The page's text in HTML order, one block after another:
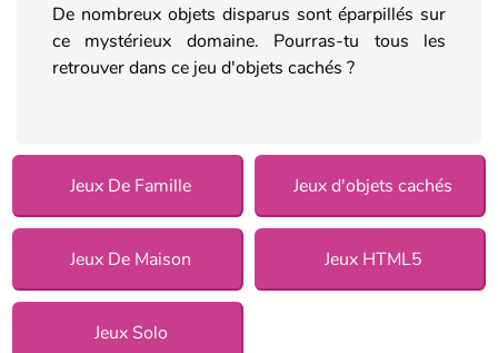
De nombreux objets disparus sont éparpillés sur
ce mystérieux domaine. Pourras-tu tous les
retrouver dans ce jeu d'objets cachés ?
Jeux De Famille Jeux d'objets cachés
Jeux De Maison Jeux HTML5
Jeux Solo